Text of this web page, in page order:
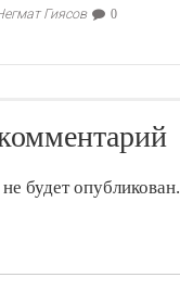
Гиясов 0
будет опубликован.